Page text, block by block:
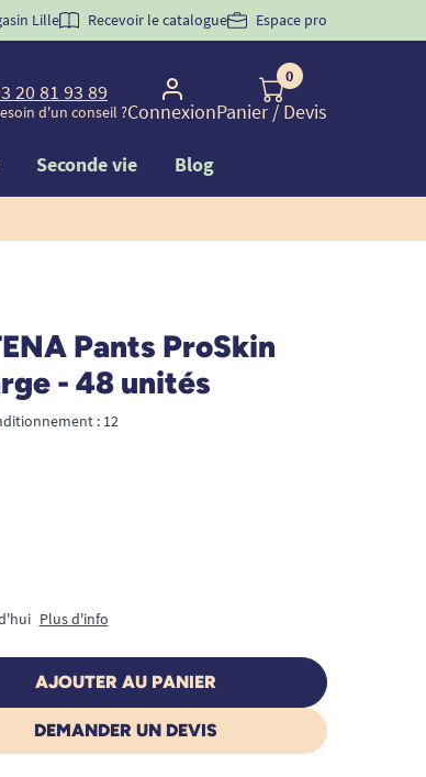
" pourla 1ère commande d'incontinence
Lille Recevoir le catalogue Espace pro
20 81 93 89
d'un conseil ?Connexion
0
Panier/ Devis
Seconde vie Blog
Pants ProSkin
- 48 unités
: 12
Plus d'info
AJOUTER AU PANIER
DEMANDER UN DEVIS